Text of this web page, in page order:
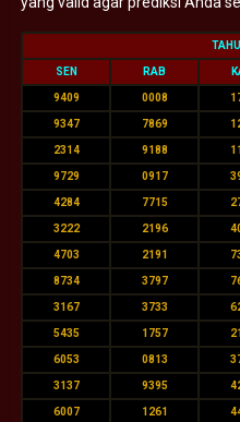
SEN RAB
9409 0008
9347 7869
2314 9188
9729 0917
4284 7715
3222 2196
4703 2191
8734 3797
3167 3733
5435 1757
6053 0813
3137 9395
6007 1261